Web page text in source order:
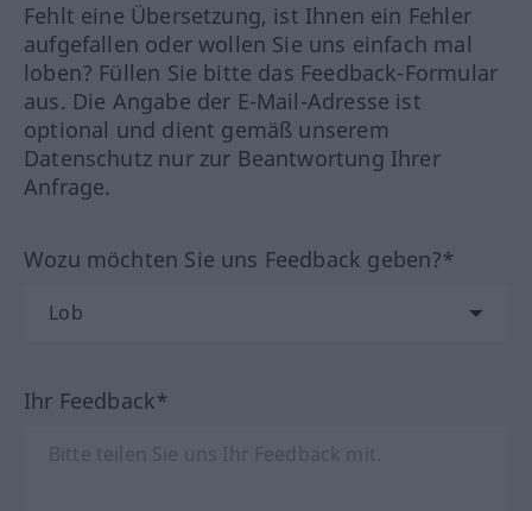
Fehlt eine Übersetzung, ist Ihnen ein Fehler
aufgefallen oder wollen Sie uns einfach mal
loben? Füllen Sie bitte das Feedback-Formular
aus. Die Angabe der E-Mail-Adresse ist
optional und dient gemäß unserem
Datenschutz nur zur Beantwortung Ihrer
Anfrage.
Wozu möchten Sie uns Feedback geben?*
Ihr Feedback*